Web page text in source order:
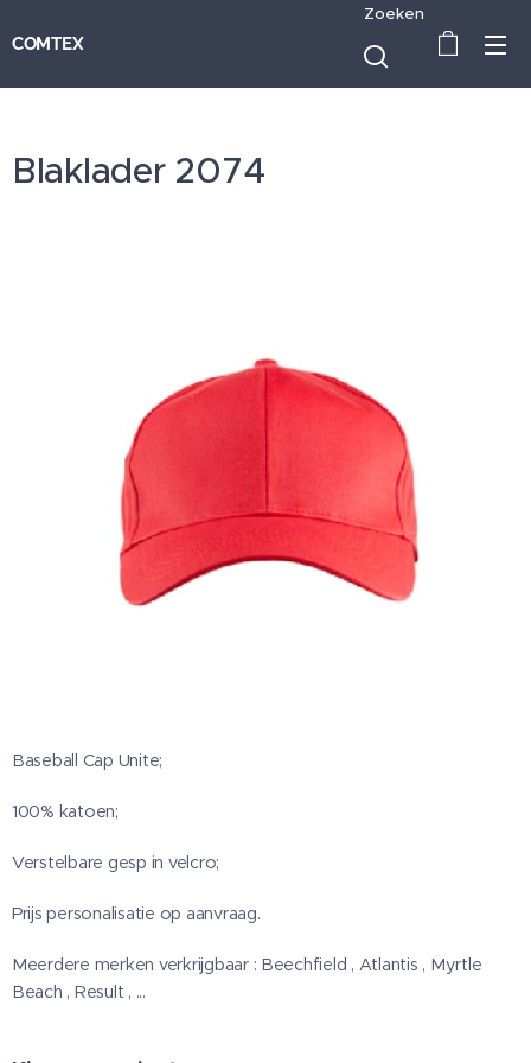
COMTEX
Zoeken
Blaklader 2074
Baseball Cap Unite;
100% katoen;
Verstelbare gesp in velcro;
Prijs personalisatie op aanvraag.
Meerdere merken verkrijgbaar : Beechfield , Atlantis , Myrtle
Beach , Result , ...